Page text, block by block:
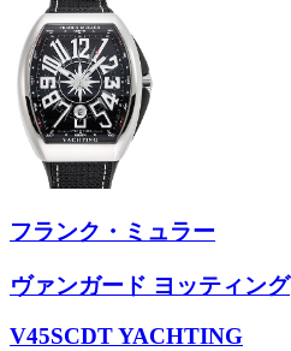
フランク・ミュラー
ヴァンガード ヨッティング
V45SCDT YACHTING